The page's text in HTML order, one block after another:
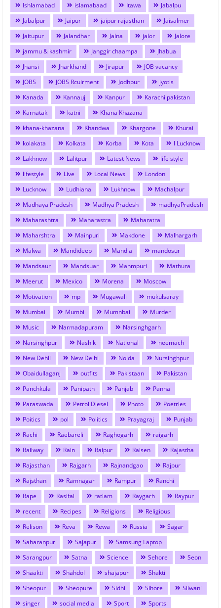
Ishlamabad
islamabaad Itawa
Jabalpu
Jabalpur
Jaipur jaipur rajasthan
Jaisalmer
Jaitupur
Jalandhar Jalna jalor
Jalore
jammu & kashmir
Janggir chaampa
Jhabua
Jhansi
Jharkhand Jirapur
JOB vacancy
JOBS
JOBS Rcuirment Jodhpur
jyotis
Kanada
Kannauj Kanpur
Karachi pakistan
Karnatak
katni
Khana Khazana
khana-khazana
Khandwa Khargone
Khurai
kolakata
Kolkata Korba Kota
l Lucknow
Lakhnow
Lalitpur Latest News
life style
lifestyle
Live Local News
London
Lucknow
Ludhiana Lukhnow
Machalpur
Madhaya Pradesh
Madhya Pradesh
madhyaPradesh
Maharashtra
Maharastra
Maharatra
Maharshtra
Mainpuri Makdone
Malhargarh
Malwa
Mandideep Mandla
mandosur
Mandsaur
Mandsuar Manmpuri
Mathura
Meerut
Mexico Morena
Moscow
Motivation
mp Mugawali
mukulsaray
Mumbai
Mumbi Mumnbai
Murder
Music
Narmadapuram
Narsinghgarh
Narsinghpur
Nashik National
neemach
New Dehli
New Delhi Noida
Nursinghpur
Obaidullaganj
outfits Pakistaan
Pakistan
Panchkula
Panipath Panjab
Panna
Paraswada
Petrol Diesel Photo
Poetries
Poitics
pol Politics Prayagraj
Punjab
Rachi
Raebareli Raghogarh
raigarh
Railway
Rain Raipur Raisen
Rajastha
Rajasthan
Rajgarh Rajnandgao
Rajpur
Rajsthan
Ramnagar Rampur
Ranchi
Rape
Rasifal ratlam Raygarh
Raypur
recent
Recipes Religions
Religious
Relison
Reva Rewa Russia
Sagar
Saharanpur
Sajapur
Samsung Laptop
Sarangpur
Satna Science Sehore
Seoni
Shaakti
Shahdol shajapur
Shakti
Sheopur
Sheopure Sidhi Sihore
Silwani
singer
social media Sport
Sports